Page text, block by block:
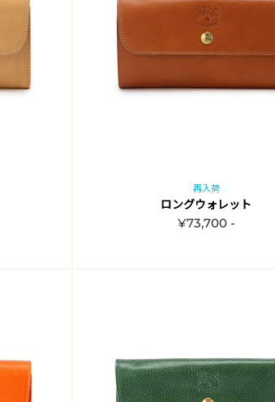
再入荷
ロングウォレット
¥73,700 -